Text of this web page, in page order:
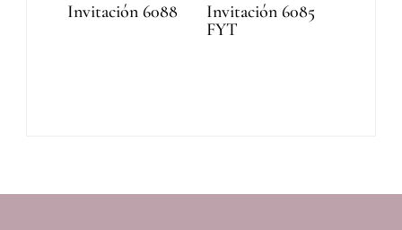
Invitación 6088
Invitación 6085
FYT